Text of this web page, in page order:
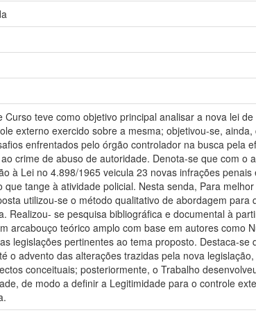
teve como objetivo principal analisar a nova lei
externo exercido sobre a mesma; objetivou-se,
enfrentados pelo órgão controlador na busca pela
crime de abuso de autoridade. Denota-se que com o
à Lei no 4.898/1965 veicula 23 novas infrações
tange à atividade policial. Nesta senda, Para
utilizou-se o método qualitativo de abordagem para
Realizou- se pesquisa bibliográfica e documental à
arcabouço teórico amplo com base em autores como
legislações pertinentes ao tema proposto. Destaca-se
o advento das alterações trazidas pela nova
conceituais; posteriormente, o Trabalho
de modo a definir a Legitimidade para o controle